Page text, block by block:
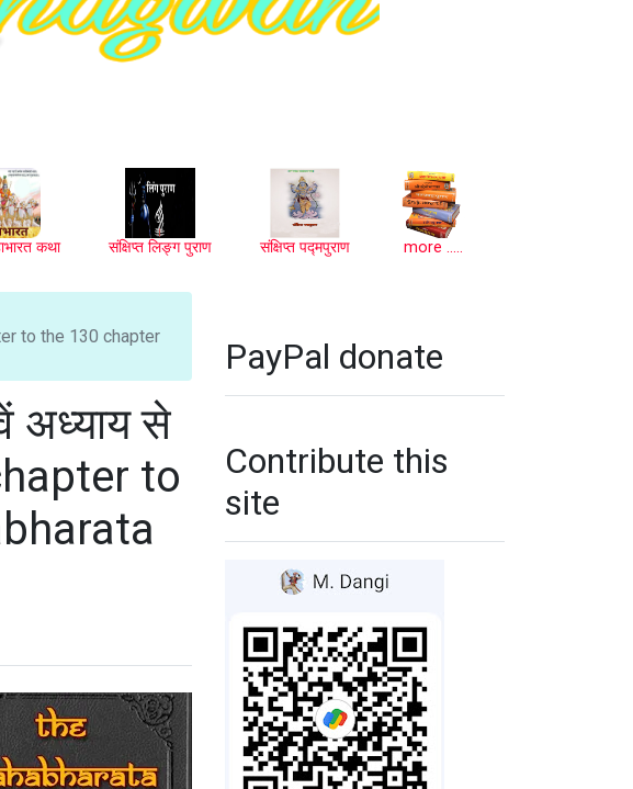
कथा संक्षिप्त लिङ्ग पुराण संक्षिप्त पद्मपुराण more .....
to the 130 chapter
अध्याय से
to
PayPal donate
Contribute this
site